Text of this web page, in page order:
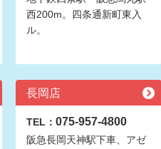
西200m。四条通新町東入
ル。
長岡店
TEL： 075-957-4800
阪急長岡天神駅下車、アゼ